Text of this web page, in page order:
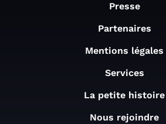
Presse
Partenaires
Mentions légales
Services
La petite histoire
Nous rejoindre